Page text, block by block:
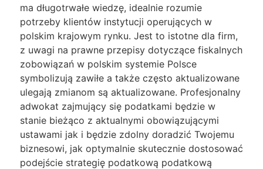
ma długotrwałe wiedzę, idealnie rozumie
potrzeby klientów instytucji operujących w
polskim krajowym rynku. Jest to istotne dla firm,
z uwagi na prawne przepisy dotyczące fiskalnych
zobowiązań w polskim systemie Polsce
symbolizują zawiłe a także często aktualizowane
ulegają zmianom są aktualizowane. Profesjonalny
adwokat zajmujący się podatkami będzie w
stanie bieżąco z aktualnymi obowiązującymi
ustawami jak i będzie zdolny doradzić Twojemu
biznesowi, jak optymalnie skutecznie dostosować
podejście strategię podatkową podatkową